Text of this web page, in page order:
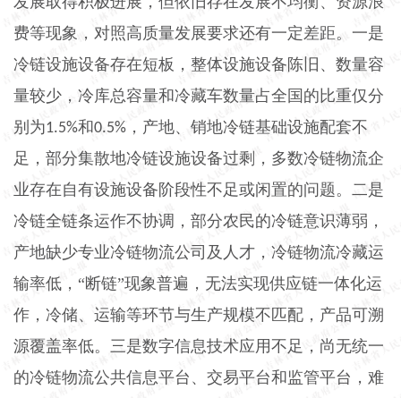
费等现象，对照高质量发展要求还有一定差距。一是
冷链设施设备存在短板，整体设施设备陈旧、数量容
量较少，冷库总容量和冷藏车数量占全国的比重仅分
别为1.5%和0.5% ，产地、销地冷链基础设施配套不
足，部分集散地冷链设施设备过剩，多数冷链物流企
业存在自有设施设备阶段性不足或闲置的问题。二是
冷链全链条运作不协调，部分农民的冷链意识薄弱，
产地缺少专业冷链物流公司及人才，冷链物流冷藏运
输率低，“断链”现象普遍，无法实现供应链一体化运
作，冷储、运输等环节与生产规模不匹配，产品可溯
源覆盖率低。三是数字信息技术应用不足，尚无统一
的冷链物流公共信息平台、交易平台和监管平台，难